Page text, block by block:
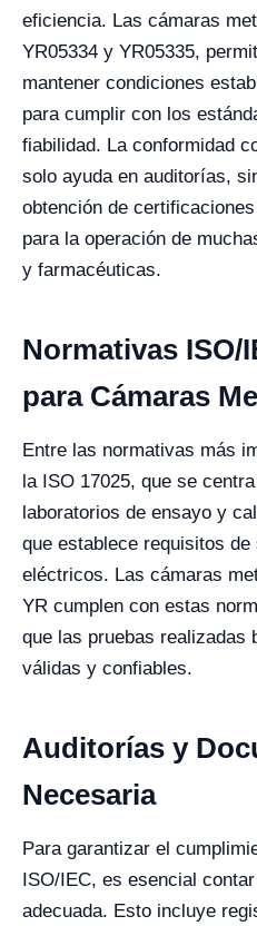
eficiencia. Las cámaras
YR05334 y YR05335,
mantener condiciones
para cumplir con los
fiabilidad. La conformidad
solo ayuda en auditorías,
obtención de
para la operación de
y farmacéuticas.
Normativas ISO/
para Cámaras
Entre las normativas más
la ISO 17025, que se
laboratorios de ensayo y
que establece requisitos de
eléctricos. Las cámaras
YR cumplen con estas
que las pruebas realizadas
válidas y confiables.
Auditorías y
Necesaria
Para garantizar el
ISO/IEC, es esencial
adecuada. Esto incluye